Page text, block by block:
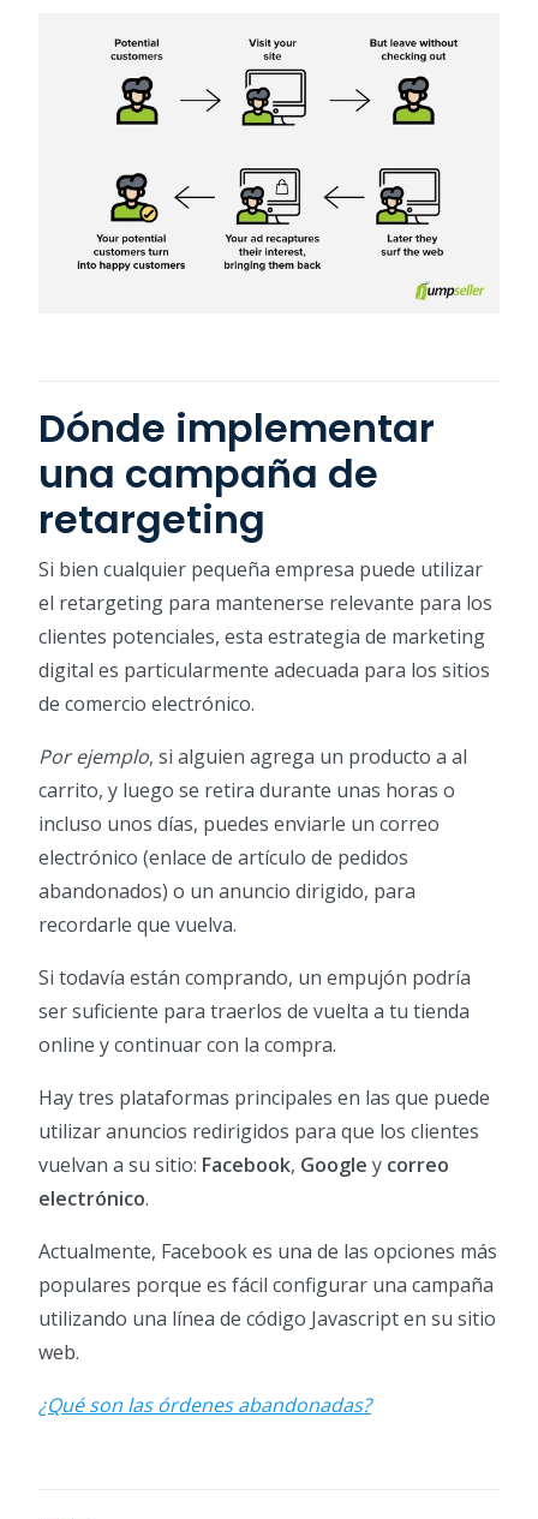
Dónde implementar
una campaña de
retargeting
Si bien cualquier pequeña empresa puede utilizar
el retargeting para mantenerse relevante para los
clientes potenciales, esta estrategia de marketing
digital es particularmente adecuada para los sitios
de comercio electrónico.
Por ejemplo, si alguien agrega un producto a al
carrito, y luego se retira durante unas horas o
incluso unos días, puedes enviarle un correo
electrónico (enlace de artículo de pedidos
abandonados) o un anuncio dirigido, para
recordarle que vuelva.
Si todavía están comprando, un empujón podría
ser suficiente para traerlos de vuelta a tu tienda
online y continuar con la compra.
Hay tres plataformas principales en las que puede
utilizar anuncios redirigidos para que los clientes
vuelvan a su sitio: Facebook, Google y correo
electrónico.
Actualmente, Facebook es una de las opciones más
populares porque es fácil configurar una campaña
utilizando una línea de código Javascript en su sitio
web.
¿Qué son las órdenes abandonadas?